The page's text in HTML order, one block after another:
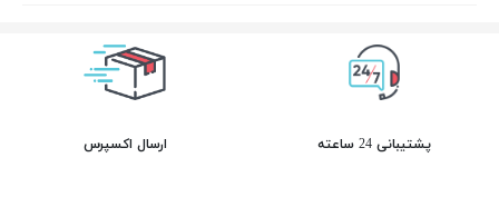
پشتیبانی 24 ساعته ارسال اکسپرس